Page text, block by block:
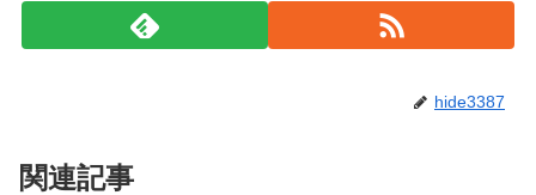
hide3387
関連記事